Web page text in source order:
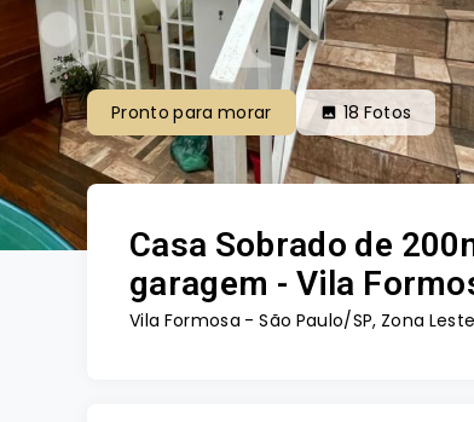
Pronto para morar 18Fotos
Casa Sobrado de
garagem - Vila
Vila Formosa - São Paulo/SP, Zona Leste